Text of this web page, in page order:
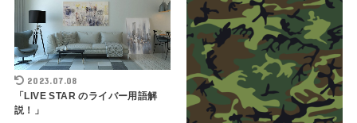
2023.07.08
「LIVE STAR のライバー用語解
説！」